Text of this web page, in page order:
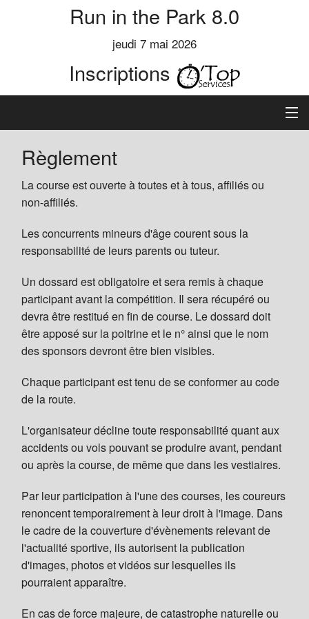
Run in the Park 8.0
jeudi 7 mai 2026
Inscriptions
Accueil
Informations
Inscription
Classements
Aide
Règlement
La course est ouverte à toutes et à tous, affiliés ou
non-affiliés.
Les concurrents mineurs d'âge courent sous la
responsabilité de leurs parents ou tuteur.
Un dossard est obligatoire et sera remis à chaque
participant avant la compétition. Il sera récupéré ou
devra être restitué en fin de course. Le dossard doit
être apposé sur la poitrine et le n° ainsi que le nom
des sponsors devront être bien visibles.
Chaque participant est tenu de se conformer au code
de la route.
L'organisateur décline toute responsabilité quant aux
accidents ou vols pouvant se produire avant, pendant
ou après la course, de même que dans les vestiaires.
Par leur participation à l'une des courses, les coureurs
renoncent temporairement à leur droit à l'image. Dans
le cadre de la couverture d'évènements relevant de
l'actualité sportive, ils autorisent la publication
d'images, photos et vidéos sur lesquelles ils
pourraient apparaître.
En cas de force majeure, de catastrophe naturelle ou